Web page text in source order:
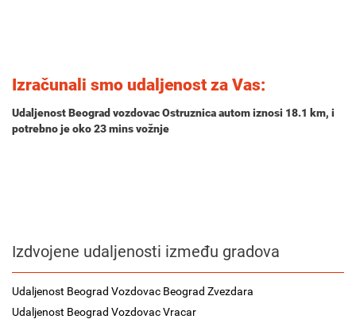
Izračunali smo udaljenost za Vas:
Udaljenost Beograd vozdovac Ostruznica autom iznosi 18.1 km, i
potrebno je oko23 minsvožnje
Izdvojene udaljenosti između gradova
Udaljenost Beograd Vozdovac Beograd Zvezdara
Udaljenost Beograd Vozdovac Vracar